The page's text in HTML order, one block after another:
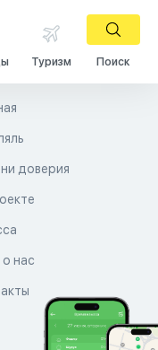
Туризм Поиск
доверия
нас